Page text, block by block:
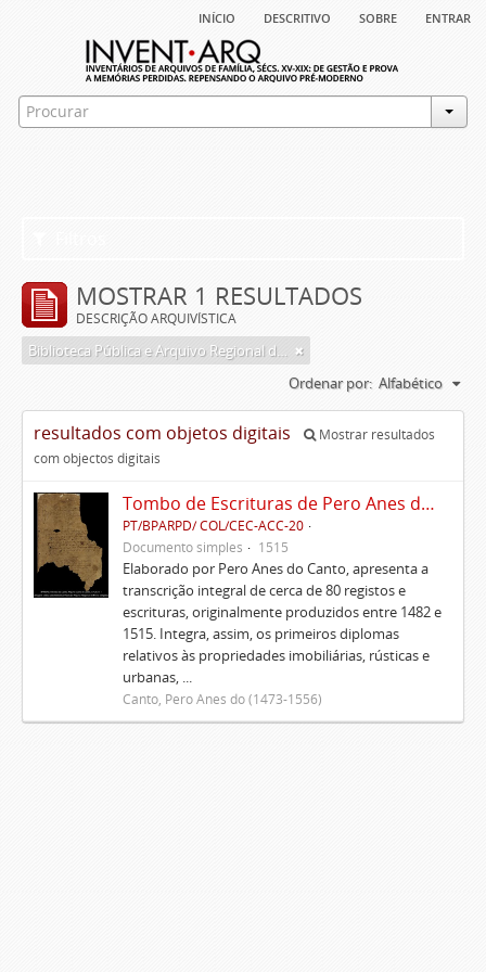
início descritivo sobre entrar
MOSTRAR 1 RESULTADOS
DESCRIÇÃO ARQUIVÍSTICA
Biblioteca Pública e Arquivo Regional de Ponta Delgada
Ordenar por: Alfabético
resultados com objetos digitais
Mostrar resultados
com objectos digitais
Tombo de Escrituras de Pero Anes do Canto
PT/BPARPD/ COL/CEC-ACC-20
Documento simples
1515
Elaborado por Pero Anes do Canto, apresenta a
transcrição integral de cerca de 80 registos e
escrituras, originalmente produzidos entre 1482 e
1515. Integra, assim, os primeiros diplomas
relativos às propriedades imobiliárias, rústicas e
urbanas, ...
Canto, Pero Anes do (1473-1556)